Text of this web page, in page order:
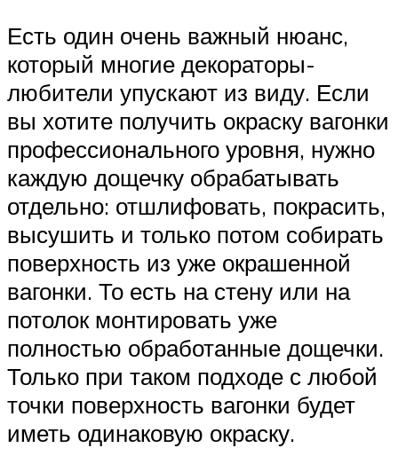
Есть один очень важный нюанс,
который многие декораторы-
любители упускают из виду. Если
вы хотите получить окраску вагонки
профессионального уровня, нужно
каждую дощечку обрабатывать
отдельно: отшлифовать, покрасить,
высушить и только потом собирать
поверхность из уже окрашенной
вагонки. То есть на стену или на
потолок монтировать уже
полностью обработанные дощечки.
Только при таком подходе с любой
точки поверхность вагонки будет
иметь одинаковую окраску.